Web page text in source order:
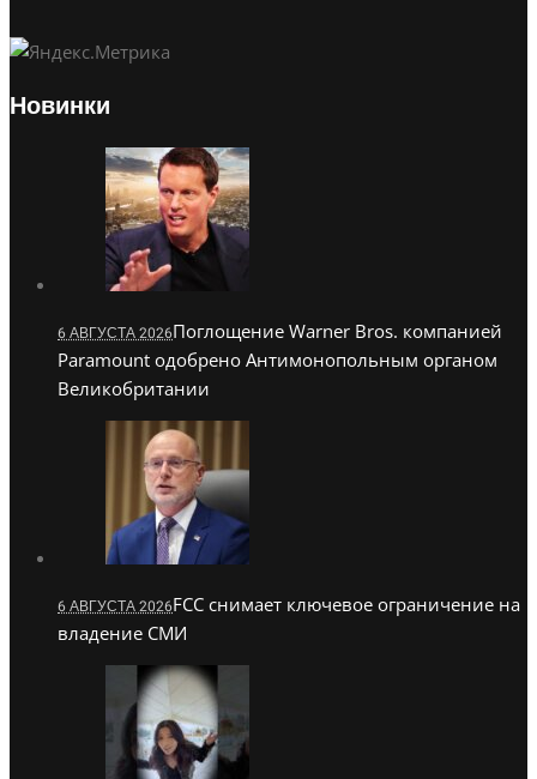
Новинки
6 АВГУСТА 2026Поглощение Warner Bros. компанией
Paramount одобрено Антимонопольным органом
Великобритании
6 АВГУСТА 2026FCC снимает ключевое ограничение на
владение СМИ